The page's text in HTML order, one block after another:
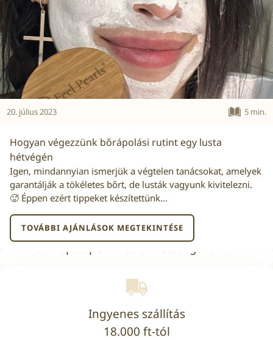
20. július 2023 5 min.
Hogyan végezzünk bőrápolási rutint egy lusta
hétvégén
Igen, mindannyian ismerjük a végtelen tanácsokat, amelyek
garantálják a tökéletes bőrt, de lusták vagyunk kivitelezni.
🥵 Éppen ezért tippeket készítettünk…
TOVÁBBI AJÁNLÁSOK MEGTEKINTÉSE
30 napos pénzvisszafizetési garancia
Ingyenes szállítás
18.000 ft-tól